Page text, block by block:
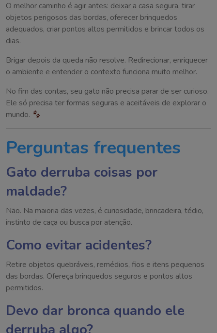
O melhor caminho é agir antes: deixar a casa segura, tirar
objetos perigosos das bordas, oferecer brinquedos
adequados, criar pontos altos permitidos e brincar todos os
dias.
Brigar depois da queda não resolve. Redirecionar, enriquecer
o ambiente e entender o contexto funciona muito melhor.
No fim das contas, seu gato não precisa parar de ser curioso.
Ele só precisa ter formas seguras e aceitáveis de explorar o
mundo.
Perguntas frequentes
Gato derruba coisas por
maldade?
Não. Na maioria das vezes, é curiosidade, brincadeira, tédio,
instinto de caça ou busca por atenção.
Como evitar acidentes?
Retire objetos quebráveis, remédios, fios e itens pequenos
das bordas. Ofereça brinquedos seguros e pontos altos
permitidos.
Devo dar bronca quando ele